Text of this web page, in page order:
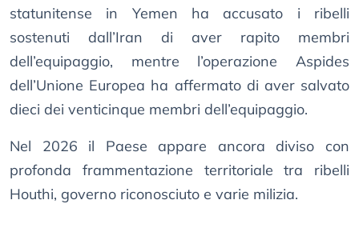
statunitense in Yemen ha accusato i ribelli
sostenuti dall’Iran di aver rapito membri
dell’equipaggio, mentre l’operazione Aspides
dell’Unione Europea ha affermato di aver salvato
dieci dei venticinque membri dell’equipaggio.
Nel 2026 il Paese appare ancora diviso con
profonda frammentazione territoriale tra ribelli
Houthi, governo riconosciuto e varie milizia.